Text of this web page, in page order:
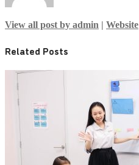
View all post by admin | Website
Related Posts